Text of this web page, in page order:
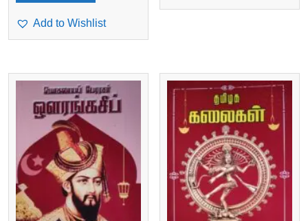
Add to Wishlist